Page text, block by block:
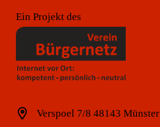
Ein Projekt des
Verspoel 7/8 48143 Münster